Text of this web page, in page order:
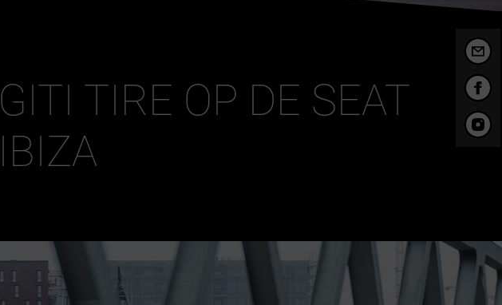
GITI TIRE OP DE SEAT
IBIZA